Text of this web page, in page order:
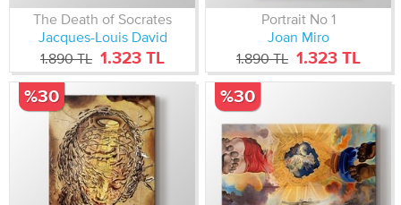
The Death of Socrates
Jacques-Louis David
1.890 TL 1.323 TL
Portrait No 1
Joan Miro
1.890 TL 1.323 TL
%30 %30